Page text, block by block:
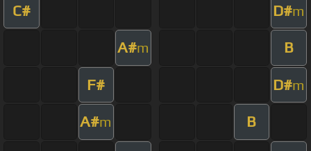
C# D#m
A#m B
F# D#m
A#m B